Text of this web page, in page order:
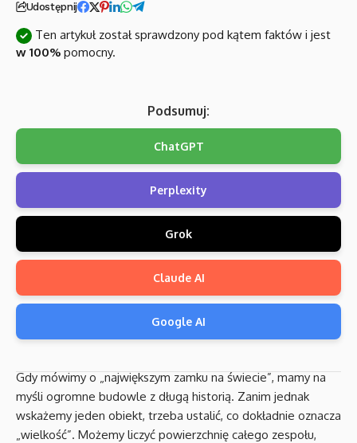
Udostępnij
Ten artykuł został sprawdzony pod kątem faktów i jest
w 100% pomocny.
Podsumuj:
ChatGPT
Perplexity
Grok
Claude AI
Google AI
Gdy mówimy o „największym zamku na świecie”, mamy na
myśli ogromne budowle z długą historią. Zanim jednak
wskażemy jeden obiekt, trzeba ustalić, co dokładnie oznacza
„wielkość”. Możemy liczyć powierzchnię całego zespołu,